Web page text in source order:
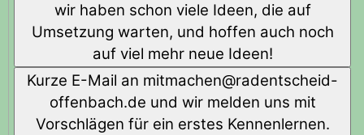
wir haben schon viele Ideen, die auf
Umsetzung warten, und hoffen auch noch
auf viel mehr neue Ideen!
Kurze E-Mail an diehcstnedar@nehcamtim-
offenbach.de und wir melden uns mit
Vorschlägen für ein erstes Kennenlernen.